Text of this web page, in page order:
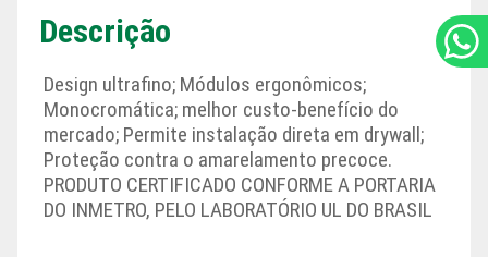
Descrição
Design ultrafino; Módulos ergonômicos;
Monocromática; melhor custo-benefício do
mercado; Permite instalação direta em drywall;
Proteção contra o amarelamento precoce.
PRODUTO CERTIFICADO CONFORME A PORTARIA
DO INMETRO, PELO LABORATÓRIO UL DO BRASIL